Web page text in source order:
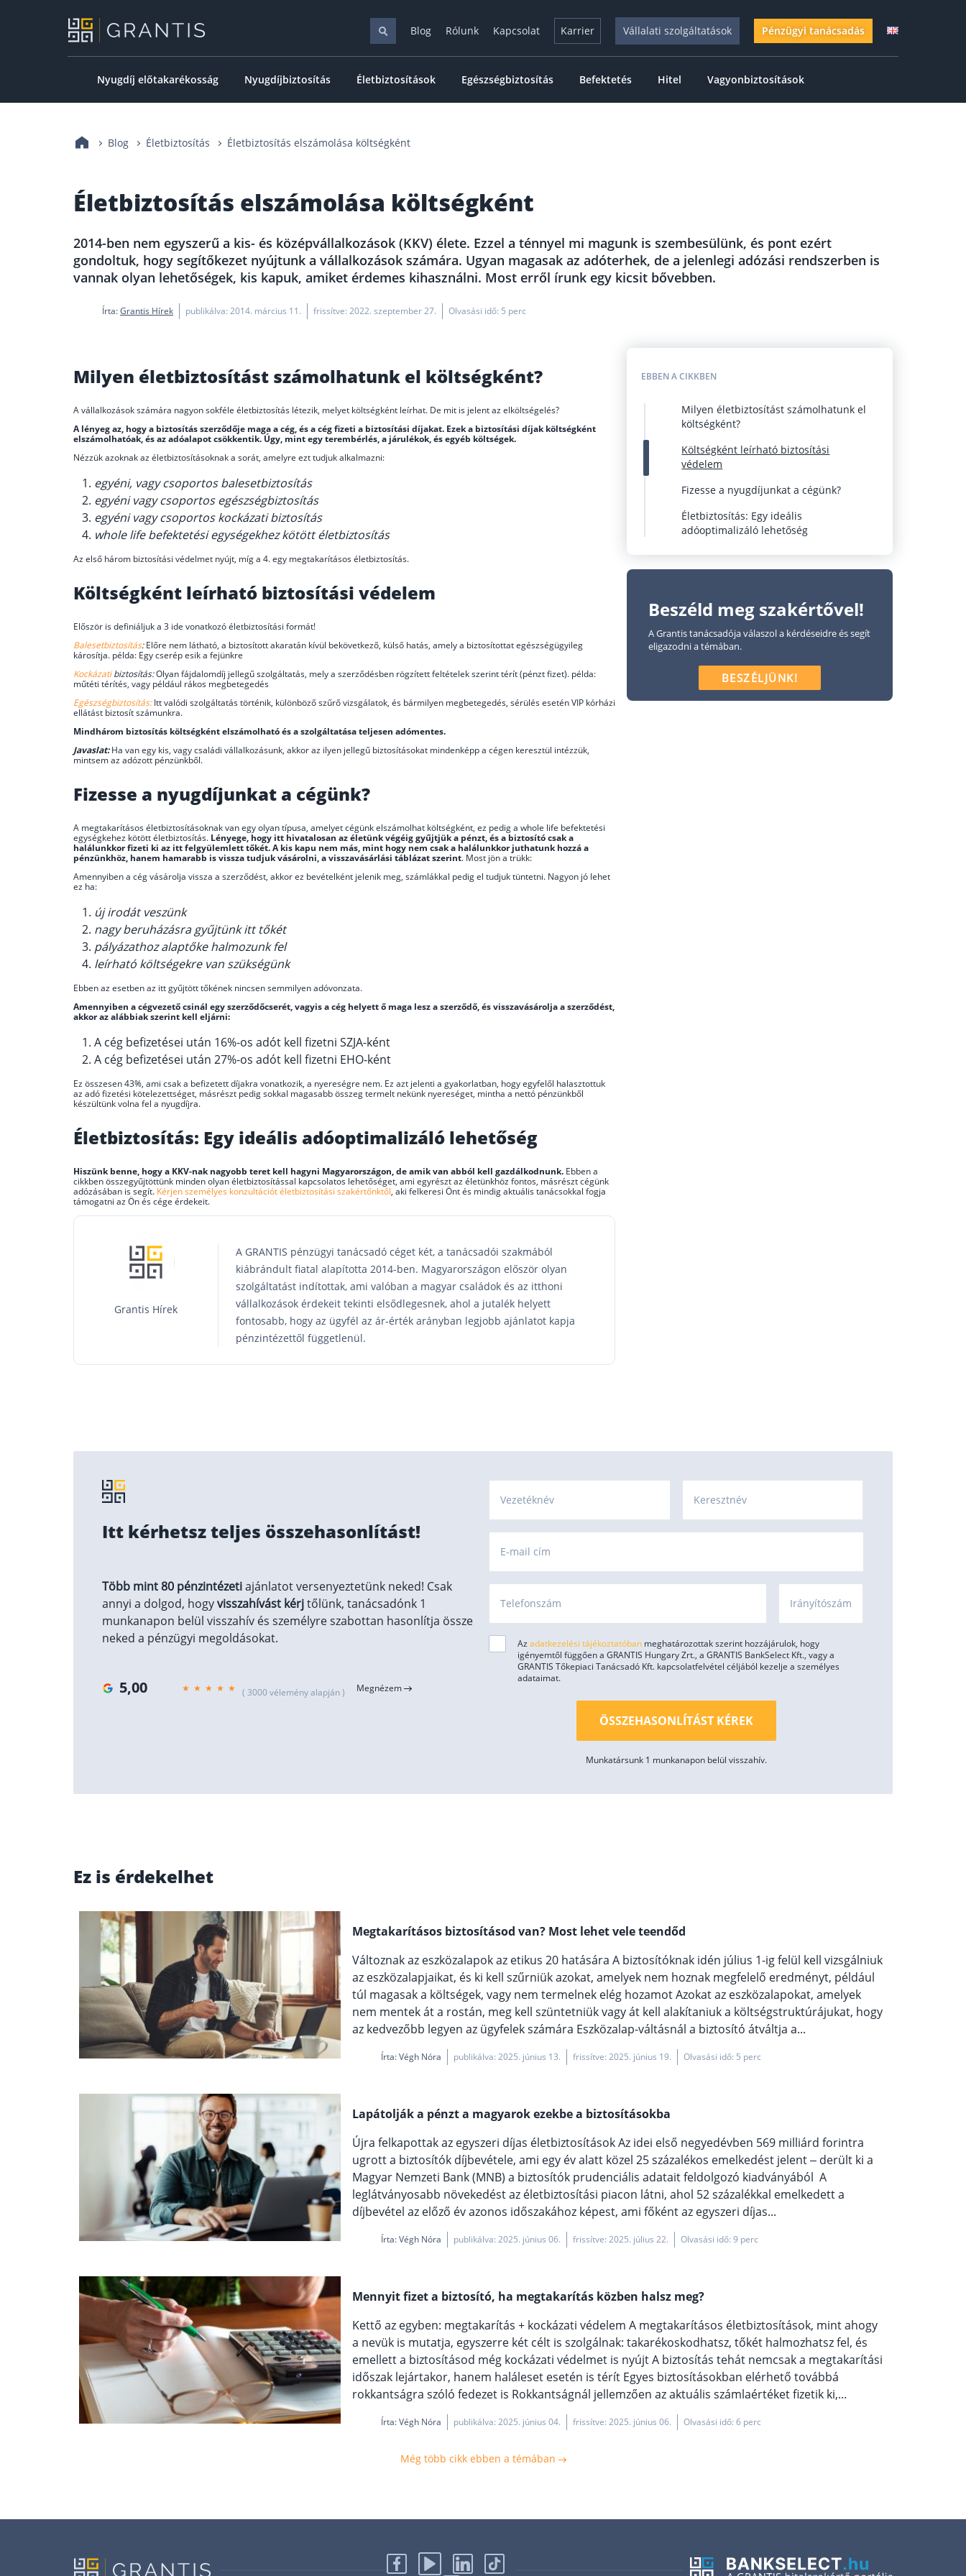
Blog Rólunk Kapcsolat Karrier Vállalati szolgáltatások Pénzügyi tanácsadás
Nyugdíj előtakarékosság Nyugdíjbiztosítás Életbiztosítások Egészségbiztosítás Befektetés Hitel Vagyonbiztosítások
Blog Életbiztosítás Életbiztosítás elszámolása költségként
Életbiztosítás elszámolása költségként
2014-ben nem egyszerű a kis- és középvállalkozások (KKV) élete. Ezzel a ténnyel mi magunk is szembesülünk, és pont ezért
gondoltuk, hogy segítőkezet nyújtunk a vállalkozások számára. Ugyan magasak az adóterhek, de a jelenlegi adózási rendszerben is
vannak olyan lehetőségek, kis kapuk, amiket érdemes kihasználni. Most erről írunk egy kicsit bővebben.
Írta:Grantis Hírek publikálva: 2014. március 11. frissítve: 2022. szeptember 27. Olvasási idő: 5 perc
Milyen életbiztosítást számolhatunk el költségként?
A vállalkozások számára nagyon sokféle életbiztosítás létezik, melyet költségként leírhat. De mit is jelent az elköltségelés?
A lényeg az, hogy a biztosítás szerződője maga a cég, és a cég fizeti a biztosítási díjakat. Ezek a biztosítási díjak költségként
elszámolhatóak, és az adóalapot csökkentik. Úgy, mint egy terembérlés, a járulékok, és egyéb költségek.
Nézzük azoknak az életbiztosításoknak a sorát, amelyre ezt tudjuk alkalmazni:
egyéni, vagy csoportos balesetbiztosítás
egyéni vagy csoportos egészségbiztosítás
egyéni vagy csoportos kockázati biztosítás
whole life befektetési egységekhez kötött életbiztosítás
Az első három biztosítási védelmet nyújt, míg a 4. egy megtakarításos életbiztosítás.
Költségként leírható biztosítási védelem
Először is definiáljuk a 3 ide vonatkozó életbiztosítási formát!
Balesetbiztosítás:Előre nem látható, a biztosított akaratán kívül bekövetkező, külső hatás, amely a biztosítottat egészségügyileg
károsítja. példa: Egy cserép esik a fejünkre
Kockázatibiztosítás:Olyan fájdalomdíj jellegű szolgáltatás, mely a szerződésben rögzített feltételek szerint térít (pénzt fizet). példa:
műtéti térítés, vagy például rákos megbetegedés
Egészségbiztosítás:Itt valódi szolgáltatás történik, különböző szűrő vizsgálatok, és bármilyen megbetegedés, sérülés esetén VIP kórházi
ellátást biztosít számunkra.
Mindhárom biztosítás költségként elszámolható és a szolgáltatása teljesen adómentes.
Javaslat:Ha van egy kis, vagy családi vállalkozásunk, akkor az ilyen jellegű biztosításokat mindenképp a cégen keresztül intézzük,
mintsem az adózott pénzünkből.
Fizesse a nyugdíjunkat a cégünk?
A megtakarításos életbiztosításoknak van egy olyan típusa, amelyet cégünk elszámolhat költségként, ez pedig a whole life befektetési
egységkehez kötött életbiztosítás. Lényege, hogy itt hivatalosan az életünk végéig gyűjtjük a pénzt, és a biztosító csak a
halálunkkor fizeti ki az itt felgyülemlett tőkét. A kis kapu nem más, mint hogy nem csak a halálunkkor juthatunk hozzá a
pénzünkhöz, hanem hamarabb is vissza tudjuk vásárolni, a visszavásárlási táblázat szerint. Most jön a trükk:
Amennyiben a cég vásárolja vissza a szerződést, akkor ez bevételként jelenik meg, számlákkal pedig el tudjuk tüntetni. Nagyon jó lehet
ez ha:
új irodát veszünk
nagy beruházásra gyűjtünk itt tőkét
pályázathoz alaptőke halmozunk fel
leírható költségekre van szükségünk
Ebben az esetben az itt gyűjtött tőkének nincsen semmilyen adóvonzata.
Amennyiben a cégvezető csinál egy szerződőcserét, vagyis a cég helyett ő maga lesz a szerződő, és visszavásárolja a szerződést,
akkor az alábbiak szerint kell eljárni:
A cég befizetései után 16%-os adót kell fizetni SZJA-ként
A cég befizetései után 27%-os adót kell fizetni EHO-ként
Ez összesen 43%, ami csak a befizetett díjakra vonatkozik, a nyereségre nem. Ez azt jelenti a gyakorlatban, hogy egyfelől halasztottuk
az adó fizetési kötelezettséget, másrészt pedig sokkal magasabb összeg termelt nekünk nyereséget, mintha a nettó pénzünkből
készültünk volna fel a nyugdíjra.
Életbiztosítás: Egy ideális adóoptimalizáló lehetőség
Hiszünk benne, hogy a KKV-nak nagyobb teret kell hagyni Magyarországon, de amik van abból kell gazdálkodnunk. Ebben a
cikkben összegyűjtöttünk minden olyan életbiztosítással kapcsolatos lehetőséget, ami egyrészt az életünkhöz fontos, másrészt cégünk
adózásában is segít. Kérjen személyes konzultációt életbiztosítási szakértőnktől, aki felkeresi Önt és mindig aktuális tanácsokkal fogja
támogatni az Ön és cége érdekeit.
Grantis Hírek
A GRANTIS pénzügyi tanácsadó céget két, a tanácsadói szakmából
kiábrándult fiatal alapította 2014-ben. Magyarországon először olyan
szolgáltatást indítottak, ami valóban a magyar családok és az itthoni
vállalkozások érdekeit tekinti elsődlegesnek, ahol a jutalék helyett
fontosabb, hogy az ügyfél az ár-érték arányban legjobb ajánlatot kapja
pénzintézettől függetlenül.
EBBEN A CIKKBEN
Milyen életbiztosítást számolhatunk el
költségként?
Költségként leírható biztosítási
védelem
Fizesse a nyugdíjunkat a cégünk?
Életbiztosítás: Egy ideális
adóoptimalizáló lehetőség
Beszéld meg szakértővel!
A Grantis tanácsadója válaszol a kérdéseidre és segít
eligazodni a témában.
BESZÉLJÜNK!
Itt kérhetsz teljes összehasonlítást!
Több mint 80 pénzintézetiajánlatot versenyeztetünk neked! Csak
annyi a dolgod, hogyvisszahívást kérjtőlünk, tanácsadónk 1
munkanapon belül visszahív és személyre szabottan hasonlítja össze
neked a pénzügyi megoldásokat.
5,00 ( 3000 vélemény alapján ) Megnézem
Vezetéknév Keresztnév
E-mail cím
Telefonszám Irányítószám
Az adatkezelési tájékoztatóbanmeghatározottak szerint hozzájárulok, hogy
igényemtől függően a GRANTIS Hungary Zrt., a GRANTIS BankSelect Kft., vagy a
GRANTIS Tőkepiaci Tanácsadó Kft. kapcsolatfelvétel céljából kezelje a személyes
adataimat.
ÖSSZEHASONLÍTÁST KÉREK
Munkatársunk 1 munkanapon belül visszahív.
Ez is érdekelhet
Megtakarításos biztosításod van? Most lehet vele teendőd
Változnak az eszközalapok az etikus 20 hatására A biztosítóknak idén július 1-ig felül kell vizsgálniuk
az eszközalapjaikat, és ki kell szűrniük azokat, amelyek nem hoznak megfelelő eredményt, például
túl magasak a költségek, vagy nem termelnek elég hozamot Azokat az eszközalapokat, amelyek
nem mentek át a rostán, meg kell szüntetniük vagy át kell alakítaniuk a költségstruktúrájukat, hogy
az kedvezőbb legyen az ügyfelek számára Eszközalap-váltásnál a biztosító átváltja a...
Írta:Végh Nóra publikálva: 2025. június 13. frissítve: 2025. június 19. Olvasási idő: 5 perc
Lapátolják a pénzt a magyarok ezekbe a biztosításokba
Újra felkapottak az egyszeri díjas életbiztosítások Az idei első negyedévben 569 milliárd forintra
ugrott a biztosítók díjbevétele, ami egy év alatt közel 25 százalékos emelkedést jelent – derült ki a
Magyar Nemzeti Bank (MNB) a biztosítók prudenciális adatait feldolgozó kiadványából A
leglátványosabb növekedést az életbiztosítási piacon látni, ahol 52 százalékkal emelkedett a
díjbevétel az előző év azonos időszakához képest, ami főként az egyszeri díjas...
Írta:Végh Nóra publikálva: 2025. június 06. frissítve: 2025. július 22. Olvasási idő: 9 perc
Mennyit fizet a biztosító, ha megtakarítás közben halsz meg?
Kettő az egyben: megtakarítás + kockázati védelem A megtakarításos életbiztosítások, mint ahogy
a nevük is mutatja, egyszerre két célt is szolgálnak: takarékoskodhatsz, tőkét halmozhatsz fel, és
emellett a biztosításod még kockázati védelmet is nyújt A biztosítás tehát nemcsak a megtakarítási
időszak lejártakor, hanem haláleset esetén is térít Egyes biztosításokban elérhető továbbá
rokkantságra szóló fedezet is Rokkantságnál jellemzően az aktuális számlaértéket fizetik ki,...
Írta:Végh Nóra publikálva: 2025. június 04. frissítve: 2025. június 06. Olvasási idő: 6 perc
Még több cikk ebben a témában